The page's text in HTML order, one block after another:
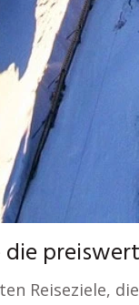
Reiseziele,